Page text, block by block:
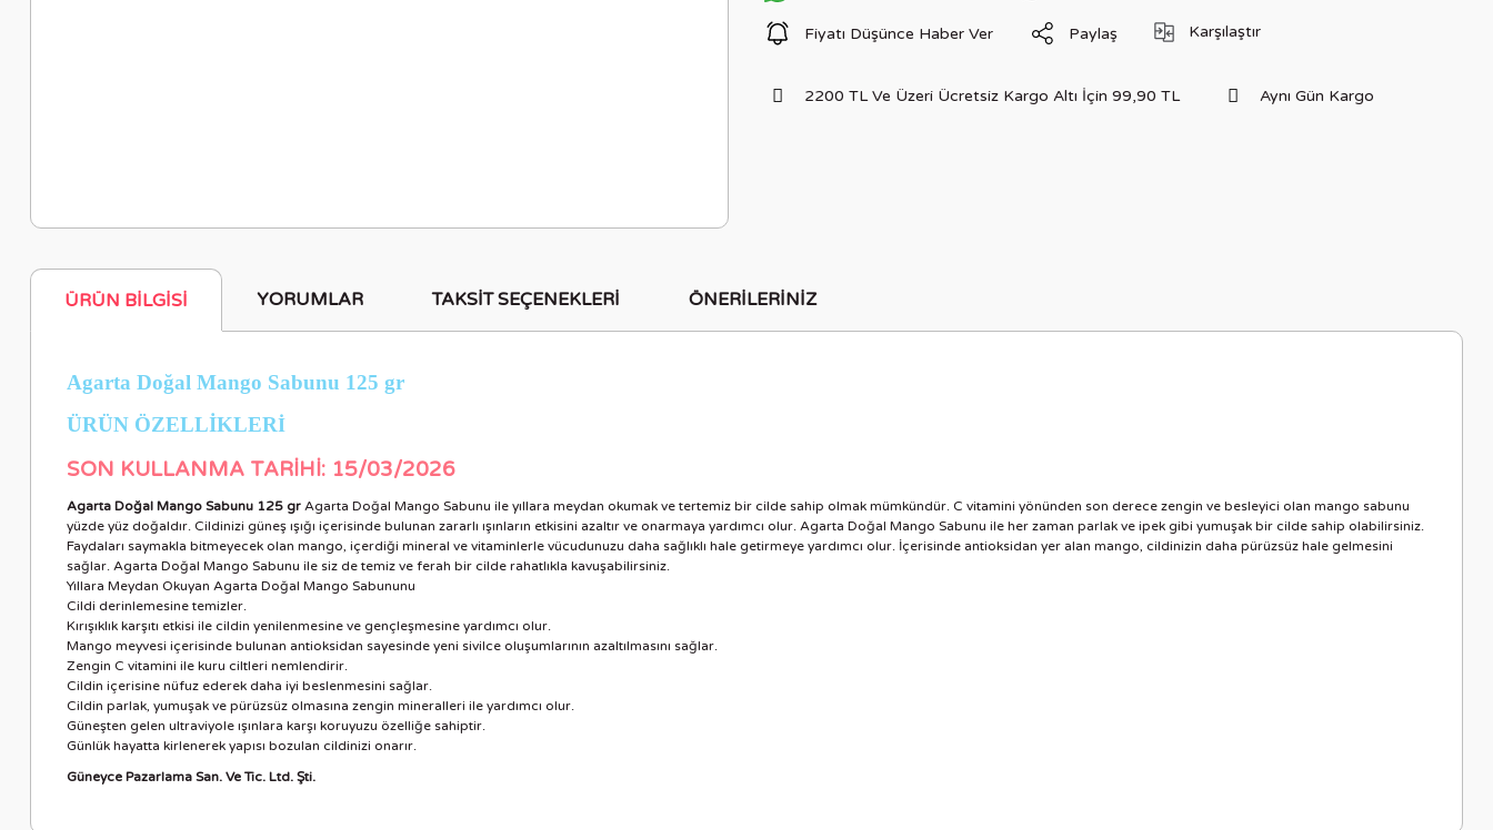
Fiyatı Düşünce Haber Ver Paylaş Karşılaştır
2200 TL Ve Üzeri Ücretsiz Kargo Altı İçin 99,90 TL Aynı Gün Kargo
ÜRÜN BILGISI YORUMLAR TAKSIT SEÇENEKLERI ÖNERILERINIZ
Agarta Doğal Mango Sabunu 125 gr
ÜRÜN ÖZELLİKLERİ
SON KULLANMA TARİHİ: 15/03/2026
Agarta Doğal Mango Sabunu 125 gr Agarta Doğal Mango Sabunu ile yıllara meydan okumak ve tertemiz bir cilde sahip olmak mümkündür. C vitamini yönünden son derece zengin ve besleyici olan mango sabunu
yüzde yüz doğaldır. Cildinizi güneş ışığı içerisinde bulunan zararlı ışınların etkisini azaltır ve onarmaya yardımcı olur. Agarta Doğal Mango Sabunu ile her zaman parlak ve ipek gibi yumuşak bir cilde sahip olabilirsiniz.
Faydaları saymakla bitmeyecek olan mango, içerdiği mineral ve vitaminlerle vücudunuzu daha sağlıklı hale getirmeye yardımcı olur. İçerisinde antioksidan yer alan mango, cildinizin daha pürüzsüz hale gelmesini
sağlar. Agarta Doğal Mango Sabunu ile siz de temiz ve ferah bir cilde rahatlıkla kavuşabilirsiniz.
Yıllara Meydan Okuyan Agarta Doğal Mango Sabununu
Cildi derinlemesine temizler.
Kırışıklık karşıtı etkisi ile cildin yenilenmesine ve gençleşmesine yardımcı olur.
Mango meyvesi içerisinde bulunan antioksidan sayesinde yeni sivilce oluşumlarının azaltılmasını sağlar.
Zengin C vitamini ile kuru ciltleri nemlendirir.
Cildin içerisine nüfuz ederek daha iyi beslenmesini sağlar.
Cildin parlak, yumuşak ve pürüzsüz olmasına zengin mineralleri ile yardımcı olur.
Güneşten gelen ultraviyole ışınlara karşı koruyuzu özelliğe sahiptir.
Günlük hayatta kirlenerek yapısı bozulan cildinizi onarır.
Güneyce Pazarlama San. Ve Tic. Ltd. Şti.